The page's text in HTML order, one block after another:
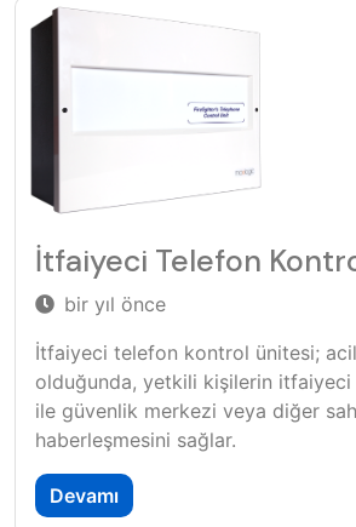
İtfaiyeci Telefon
bir yıl önce
İtfaiyeci telefon kontrol ünitesi;
olduğunda, yetkili kişilerin itfaiyeci
ile güvenlik merkezi veya diğer
haberleşmesini sağlar.
Devamı